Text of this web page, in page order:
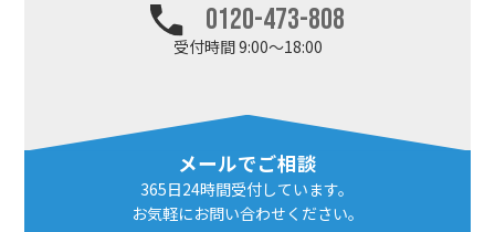
0120-473-808
受付時間 9:00～18:00
メールでご相談
365日24時間受付しています。
お気軽にお問い合わせ ください。